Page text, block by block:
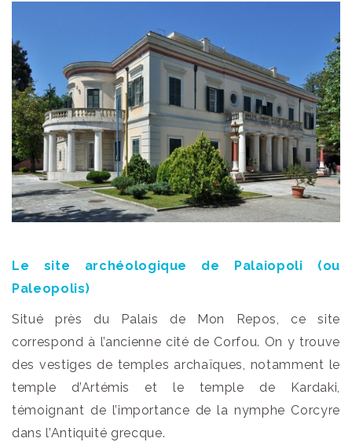
Le site archéologique de Palaiopoli (ou
Paleopolis)
Situé près du Palais de Mon Repos, ce site
correspond à l’ancienne cité de Corfou. On y trouve
des vestiges de temples archaïques, notamment le
temple d’Artémis et le temple de Kardaki,
témoignant de l’importance de la nymphe Corcyre
dans l’Antiquité grecque.